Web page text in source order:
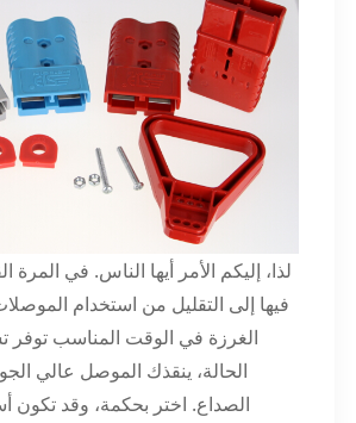
لذا، إليكم الأمر أيها الناس. في المرة
فيها إلى التقليل من استخدام
الغرزة في الوقت المناسب توفر
الحالة، ينقذك الموصل عالي
الصداع. اختر بحكمة، وقد تكون